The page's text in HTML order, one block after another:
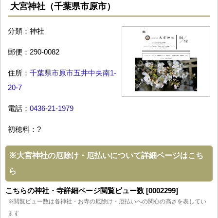
大宮神社（千葉県市原市）
分類：神社
郵便：290-0082
住所： 千葉県市原市五井中央南1-
20-7
電話： 0436-21-1979
初穂料：?
※大宮神社の厄除け・厄払いについて詳細ページはこち
ら
こちらの神社・寺詳細ページ閲覧ビュー数 [0002299]
※閲覧ビュー数は各神社・お寺の厄除け・厄払いへの関心の高さを表してい
ます